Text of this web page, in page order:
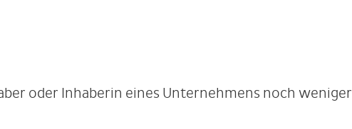
oder Inhaberin eines Unternehmens noch weniger